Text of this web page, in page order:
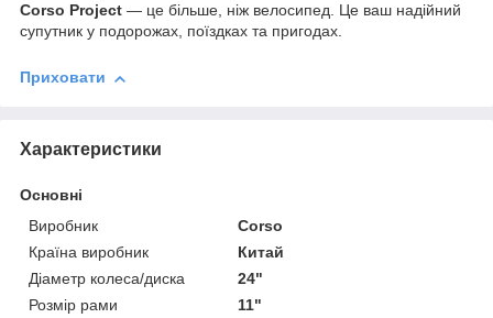
Corso Project — це більше, ніж велосипед. Це ваш надійний
супутник у подорожах, поїздках та пригодах.
Приховати
Характеристики
Основні
Виробник
Corso
Країна виробник
Китай
Діаметр колеса/диска
24"
Розмір рами
11"